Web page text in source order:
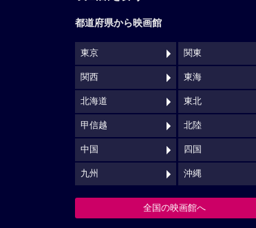
都道府県から映画館
東京 関東
関西 東海
北海道 東北
甲信越 北陸
中国 四国
九州 沖縄
全国の映画館へ